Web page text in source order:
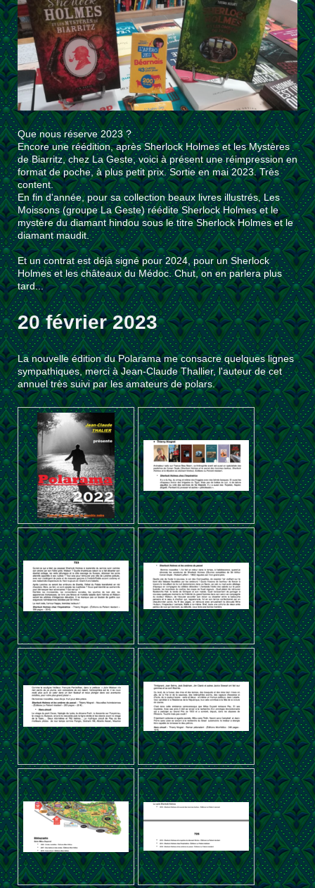
Que nous réserve 2023 ?
Encore une réédition, après Sherlock Holmes et les Mystères
de Biarritz, chez La Geste, voici à présent une réimpression en
format de poche, à plus petit prix. Sortie en mai 2023. Très
content.
En fin d'année, pour sa collection beaux livres illustrés, Les
Moissons (groupe La Geste) réédite Sherlock Holmes et le
mystère du diamant hindou sous le titre Sherlock Holmes et le
diamant maudit.
Et un contrat est déjà signé pour 2024, pour un Sherlock
Holmes et les châteaux du Médoc. Chut, on en parlera plus
tard...
20 février 2023
La nouvelle édition du Polarama me consacre quelques lignes
sympathiques, merci à Jean-Claude Thallier, l'auteur de cet
annuel très suivi par les amateurs de polars.